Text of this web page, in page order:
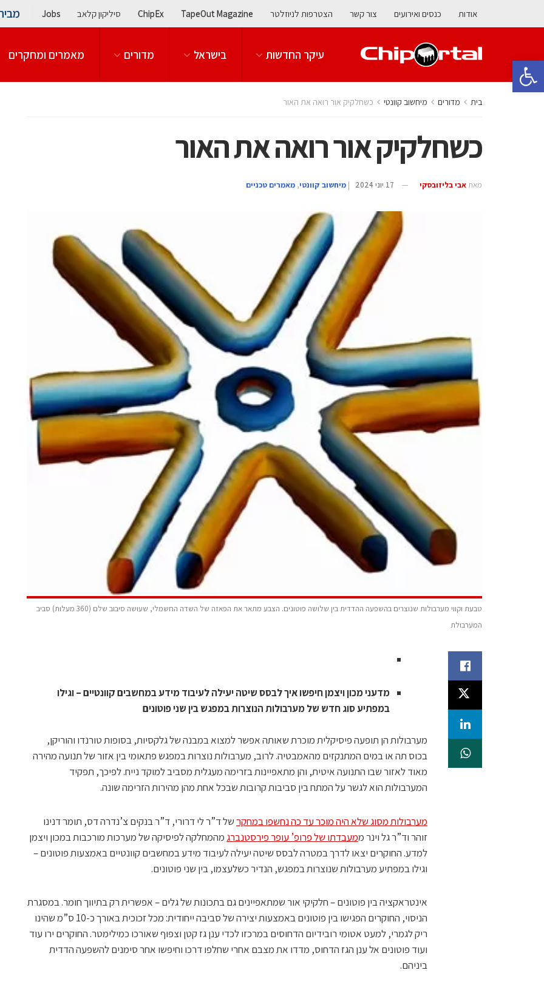
פתח סרגל נגישות
אודות כנסים ואירועים צור קשר הצטרפות לניוזלטר TapeOut Magazine
ChipEx סיליקון קלאב Jobs
עיקר החדשות בישראל מדורים מאמרים ומחקרים
בית מדורים מיחשוב קוונטי כשחלקיק אור רואה את האור
כשחלקיק אור רואה את האור
מאת אבי בליזובסקי 17 יוני 2024 | מיחשוב קוונטי, מאמרים טכניים
טבעת וקווי מערבולות שנוצרים בהשפעה ההדדית בין שלושה פוטונים. הצבע מתאר את הפאזה של השדה החשמלי, שעושה סיבוב שלם (360 מעלות) סביב
המערבולת
מדעני מכון ויצמן חיפשו איך לבסס שיטה יעילה לעיבוד מידע במחשבים קוונטיים – וגילו
במפתיע סוג חדש של מערבולות הנוצרות במפגש בין שני פוטונים
מערבולות הן תופעה פיסיקלית מוכרת שאותה אפשר למצוא במבנה של גלקסיות, בסופות טורנדו והוריקן,
בכוס תה או במים המתנקזים מהאמבטיה. לרוב, מערבולות נוצרות במפגש פתאומי בין אזור של תנועה מהירה
מאוד לאזור שבו התנועה איטית, והן מתאפיינות בזרימה מעגלית מסביב למוקד נייח. לפיכך, תפקיד
המערבולות הוא לגשר על המתח בין סביבות קרובות שבכל אחת מהן מהירות הזרימה שונה.
מערבולות מסוג שלא היה מוכר עד כה נחשפו במחקרשל ד”ר לי דרורי, ד”ר בנקים צ’נדרה דס, תומר דנינו
זוהר וד”ר גל וינר ממעבדתו של פרופ’ עופר פירסטנברגמהמחלקה לפיסיקה של מערכות מורכבות במכון ויצמן
למדע. החוקרים יצאו לדרך במטרה לבסס שיטה יעילה לעיבוד מידע במחשבים קוונטיים באמצעות פוטונים –
וגילו במפתיע מערבולות שנוצרות במפגש, הנדיר כשלעצמו, בין שני פוטונים.
אינטראקציה בין פוטונים – חלקיקי אור שמתאפיינים גם בתכונות של גלים – אפשרית רק בתיווך חומר. במסגרת
הניסוי, החוקרים הפגישו בין פוטונים באמצעות יצירה של סביבה ייחודית: מכל זכוכית באורך כ-10 ס”מ שהינו
ריק לגמרי, למעט אטומי רובידיום הדחוסים במרכזו לכדי ענן גז קטן וצפוף שאורכו כמילימטר. החוקרים ירו עוד
ועוד פוטונים אל ענן הגז הדחוס, מדדו את מצבם אחרי שחלפו דרכו וחיפשו אחר סימנים להשפעה הדדית
ביניהם.